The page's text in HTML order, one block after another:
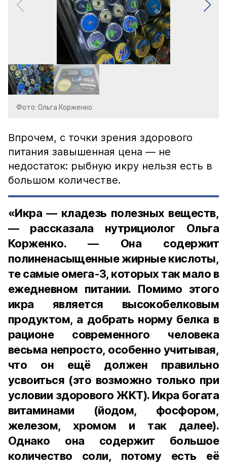
Фото: Ольга Корженко
Впрочем, с точки зрения здорового
питания завышенная цена — не
недостаток: рыбную икру нельзя есть в
большом количестве.
«Икра — кладезь полезных веществ,
— рассказала нутрициолог Ольга
Корженко. — Она содержит
полиненасыщенные жирные кислоты,
те самые омега-3, которых так мало в
ежедневном питании. Помимо этого
икра является высокобелковым
продуктом, а добрать норму белка в
рационе современного человека
весьма непросто, особенно учитывая,
что он ещё должен правильно
усвоиться (это возможно только при
условии здорового ЖКТ). Икра богата
витаминами (йодом, фосфором,
железом, хромом и так далее).
Однако она содержит большое
количество соли, потому есть её